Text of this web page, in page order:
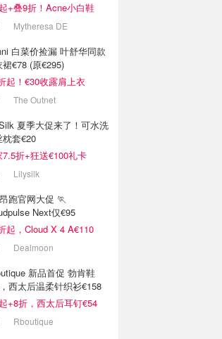
+叠9折！Acne小白鞋
Mytheresa DE
白菜价捡漏 叶舒华同款
裙€78 (原€295)
起！€30收露肩上衣
The Outnet
夏季大促来了！可水洗
枕套€20
7.5折+狂送€100礼卡
Lilysilk
跑官网大促 🏃
Next仅€95
起，Cloud X 4 A€110
Dealmoon
新品首促 勃肯鞋
西太后温柔针织衫€158
+8折，西太后耳钉€54
Rboutique